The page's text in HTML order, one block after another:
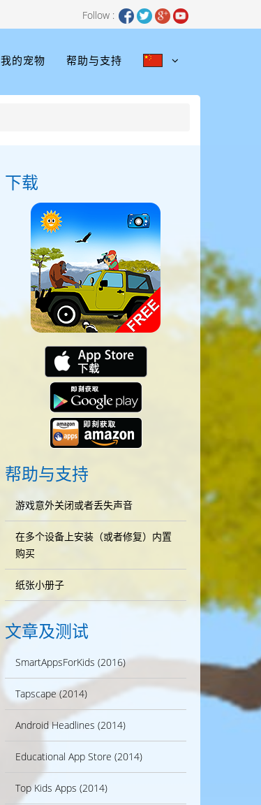
Follow :
我的宠物 帮助与支持
下载
帮助与支持
游戏意外关闭或者丢失声音
在多个设备上安装（或者修复）内置
购买
纸张小册子
文章及测试
SmartAppsForKids (2016)
Tapscape (2014)
Android Headlines (2014)
Educational App Store (2014)
Top Kids Apps (2014)